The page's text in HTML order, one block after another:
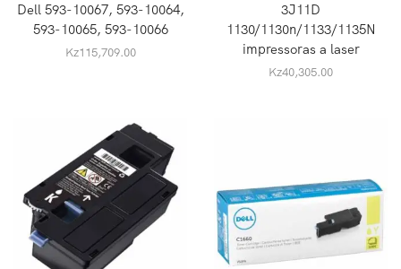
Dell 593-10067, 593-10064,
593-10065, 593-10066
Kz115,709.00
3J11D
1130/1130n/1133/1135N
impressoras a laser
Kz40,305.00